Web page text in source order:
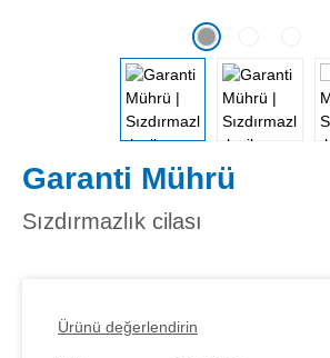
Garanti Mührü
Sızdırmazlık cilası
Ürünü değerlendirin